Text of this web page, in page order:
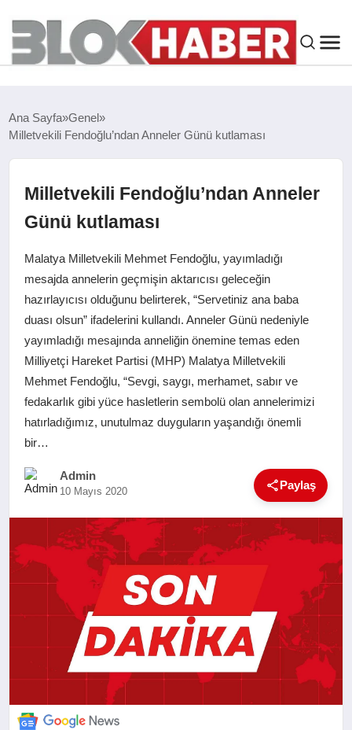
SIYASET
ÇEVRE
SPOR
EKONOMI
SAĞLIK
EĞITIM
Ana Sayfa Genel
Milletvekili Fendoğlu’ndan Anneler Günü kutlaması
Milletvekili Fendoğlu’ndan Anneler
Günü kutlaması
Malatya Milletvekili Mehmet Fendoğlu, yayımladığı
mesajda annelerin geçmişin aktarıcısı geleceğin
hazırlayıcısı olduğunu belirterek, “Servetiniz ana baba
duası olsun” ifadelerini kullandı. Anneler Günü nedeniyle
yayımladığı mesajında anneliğin önemine temas eden
Milliyetçi Hareket Partisi (MHP) Malatya Milletvekili
Mehmet Fendoğlu, “Sevgi, saygı, merhamet, sabır ve
fedakarlık gibi yüce hasletlerin sembolü olan annelerimizi
hatırladığımız, unutulmaz duyguların yaşandığı önemli
bir…
Admin
10 Mayıs 2020 Paylaş